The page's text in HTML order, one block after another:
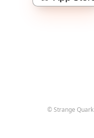
© Strange Quark